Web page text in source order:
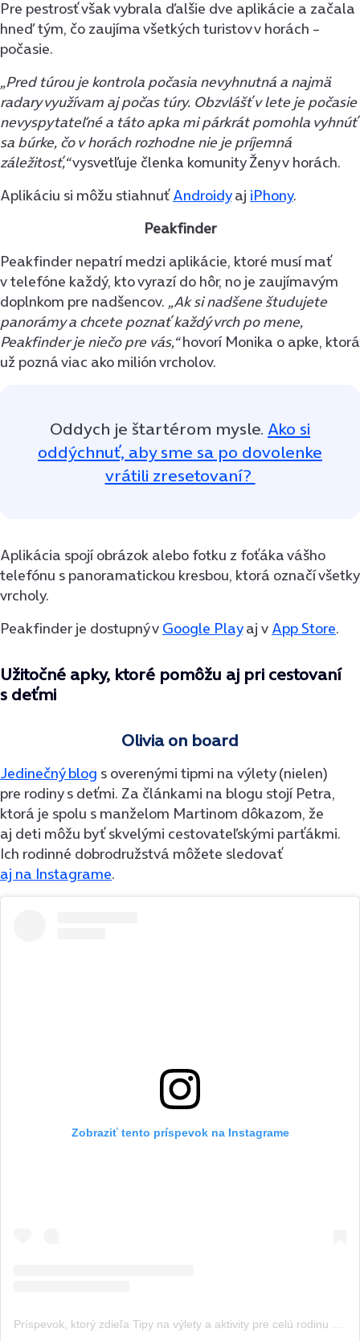
Pre pestrosť však vybrala ďalšie dve aplikácie a začala
hneď tým, čo zaujíma všetkých turistov v horách –
počasie.
„Pred túrou je kontrola počasia nevyhnutná a najmä
radary využívam aj počas túry. Obzvlášť v lete je počasie
nevyspytateľné a táto apka mi párkrát pomohla vyhnúť
sa búrke, čo v horách rozhodne nie je príjemná
záležitosť,“vysvetľuje členka komunity Ženy v horách.
Aplikáciu si môžu stiahnuťAndroidyaj iPhony.
Peakfinder
Peakfinder nepatrí medzi aplikácie, ktoré musí mať
v telefóne každý, kto vyrazí do hôr, no je zaujímavým
doplnkom pre nadšencov. „Ak si nadšene študujete
panorámy a chcete poznať každý vrch po mene,
Peakfinder je niečo pre vás,“hovorí Monika o apke, ktorá
už pozná viac ako milión vrcholov.
Oddych je štartérom mysle. Ako si
oddýchnuť, aby sme sa po dovolenke
vrátili zresetovaní?
Aplikácia spojí obrázok alebo fotku z foťáka vášho
telefónu s panoramatickou kresbou, ktorá označí všetky
vrcholy.
Peakfinder je dostupný v Google Playaj v App Store.
Užitočné apky, ktoré pomôžu aj pri cestovaní
s deťmi
Olivia on board
Jedinečný blog s overenými tipmi na výlety (nielen)
pre rodiny s deťmi. Za článkami na blogu stojí Petra,
ktorá je spolu s manželom Martinom dôkazom, že
aj deti môžu byť skvelými cestovateľskými parťákmi.
Ich rodinné dobrodružstvá môžete sledovať
aj na Instagrame.
Zobraziť tento príspevok na Instagrame